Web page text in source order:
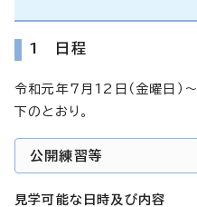
1 日程
令和元年7月12日（金曜日）
下のとおり。
公開練習等
見学可能な日時及び内容